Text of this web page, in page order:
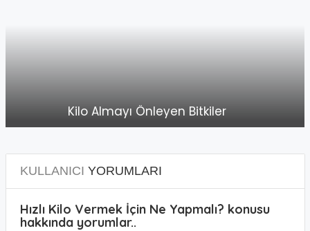
Kilo Almayı Önleyen Bitkiler
KULLANICI YORUMLARI
Hızlı Kilo Vermek İçin Ne Yapmalı? konusu
hakkında yorumlar..